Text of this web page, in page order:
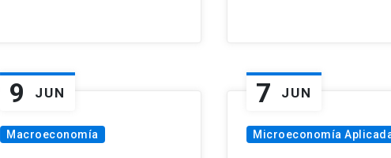
9 JUN
Macroeconomía
7 JUN
Microeconomía